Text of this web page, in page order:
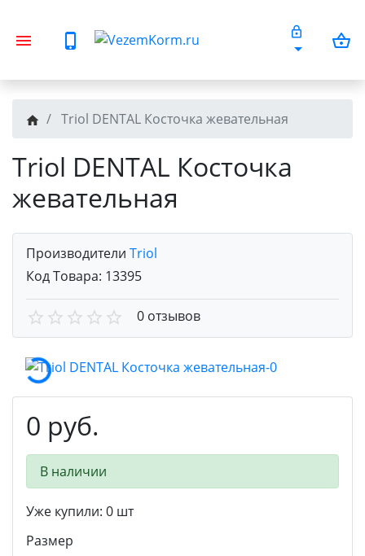
Triol DENTAL Косточка жевательная
Triol DENTAL Косточка
жевательная
Производители Triol
Код Товара: 13395
0 отзывов
0 руб.
В наличии
Уже купили: 0 шт
Размер